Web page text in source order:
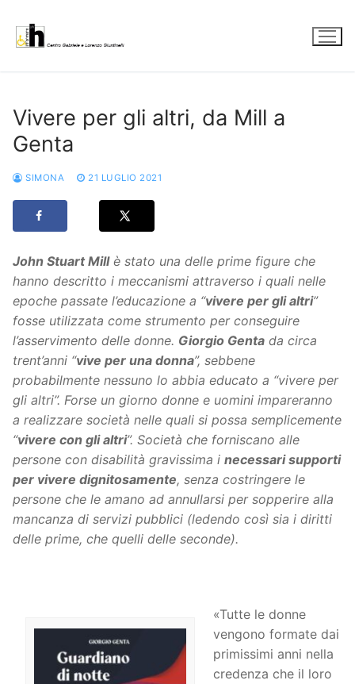
contenuto
Vivere per gli altri, da Mill a
Genta
SIMONA 21 LUGLIO 2021
John Stuart Millè stato una delle prime figure che
hanno descritto i meccanismi attraverso i quali nelle
epoche passate l’educazione a “vivere per gli altri”
fosse utilizzata come strumento per conseguire
l’asservimento delle donne. Giorgio Genta da circa
trent’anni “vive per una donna”, sebbene
probabilmente nessuno lo abbia educato a “vivere per
gli altri”. Forse un giorno donne e uomini impareranno
a realizzare società nelle quali si possa semplicemente
“vivere con gli altri”. Società che forniscano alle
persone con disabilità gravissima i necessari supporti
per vivere dignitosamente, senza costringere le
persone che le amano ad annullarsi per sopperire alla
mancanza di servizi pubblici (ledendo così sia i diritti
delle prime, che quelli delle seconde).
«Tutte le donne
vengono formate dai
primissimi anni nella
credenza che il loro